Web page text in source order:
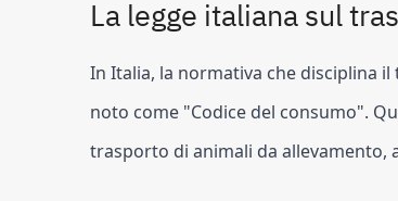
La legge italiana sul
In Italia, la normativa che disciplina
noto come "Codice del consumo".
trasporto di animali da allevamento,